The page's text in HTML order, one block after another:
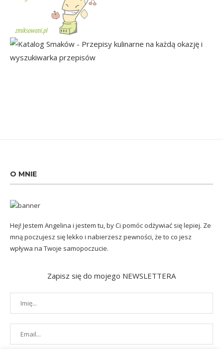
O MNIE
Hej! Jestem Angelina i jestem tu, by Ci pomóc odżywiać się lepiej. Ze
mną poczujesz się lekko i nabierzesz pewności, że to co jesz
wpływa na Twoje samopoczucie.
Zapisz się do mojego NEWSLETTERA